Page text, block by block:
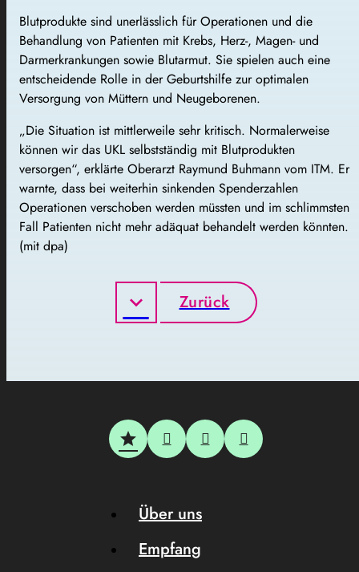
Blutprodukte sind unerlässlich für Operationen und die
Behandlung von Patienten mit Krebs, Herz-, Magen- und
Darmerkrankungen sowie Blutarmut. Sie spielen auch eine
entscheidende Rolle in der Geburtshilfe zur optimalen
Versorgung von Müttern und Neugeborenen.
„Die Situation ist mittlerweile sehr kritisch. Normalerweise
können wir das UKL selbstständig mit Blutprodukten
versorgen“, erklärte Oberarzt Raymund Buhmann vom ITM. Er
warnte, dass bei weiterhin sinkenden Spenderzahlen
Operationen verschoben werden müssten und im schlimmsten
Fall Patienten nicht mehr adäquat behandelt werden könnten.
(mit dpa)
Zurück
Über uns
Empfang